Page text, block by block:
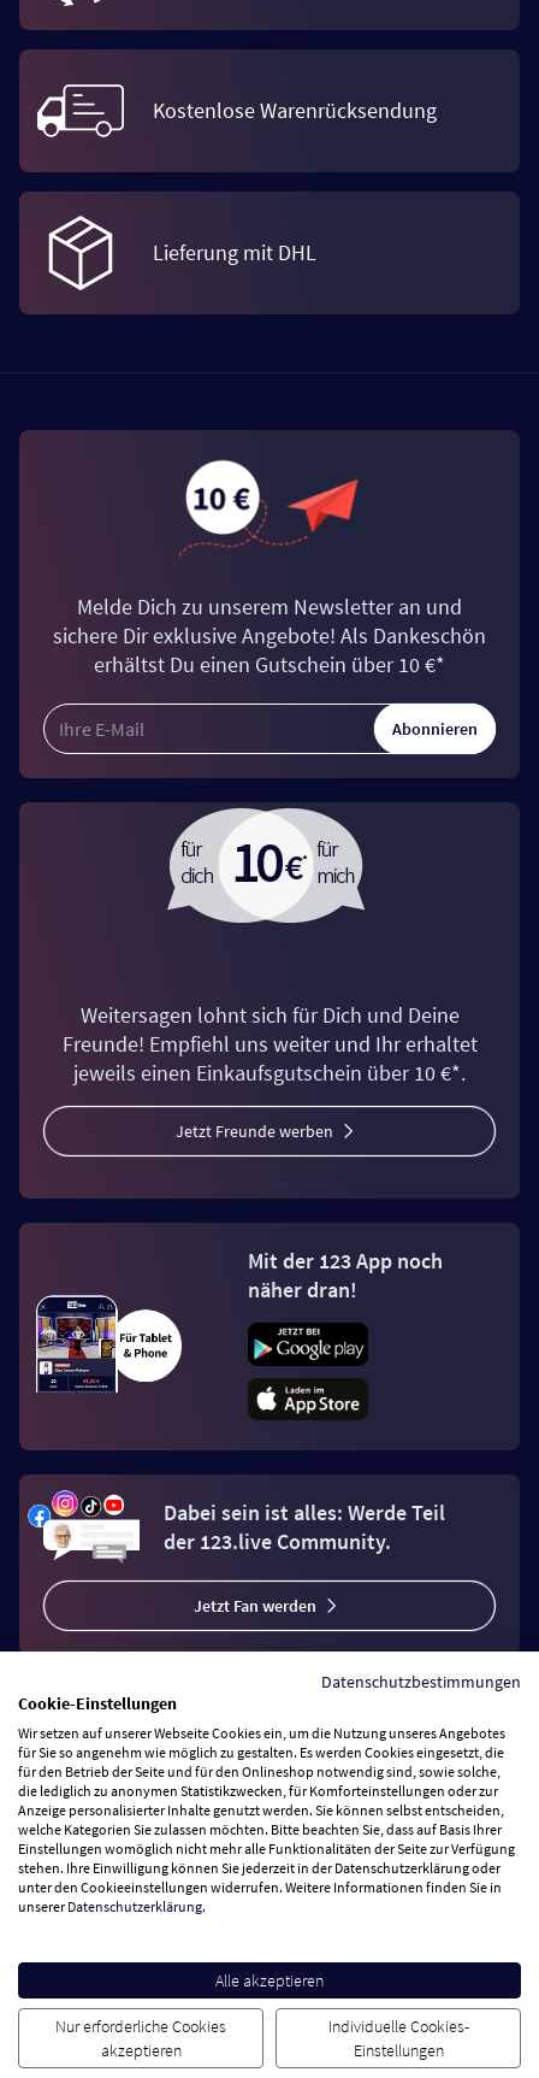
Kostenlose Warenrücksendung
Lieferung mit DHL
Melde Dich zu unserem Newsletter an und
sichere Dir exklusive Angebote! Als Dankeschön
erhältst Du einen Gutschein über 10 €*
Abonnieren
Weitersagen lohnt sich für Dich und Deine
Freunde! Empfiehl uns weiter und Ihr erhaltet
jeweils einen Einkaufsgutschein über 10 €*.
Jetzt Freunde werben
Mit der 123 App noch
näher dran!
Dabei sein ist alles: Werde Teil
der 123.live Community.
Jetzt Fan werden
Vertrag widerrufen
Zahlungsarten
Wir versenden mit
Besuchen Sie uns
Cookie Einstellungen AGB Datenschutz Impressum
Datenschutzbestimmungen
Cookie-Einstellungen
Wir setzen auf unserer Webseite Cookies ein, um die Nutzung unseres Angebotes
für Sie so angenehm wie möglich zu gestalten. Es werden Cookies eingesetzt, die
für den Betrieb der Seite und für den Onlineshop notwendig sind, sowie solche,
die lediglich zu anonymen Statistikzwecken, für Komforteinstellungen oder zur
Anzeige personalisierter Inhalte genutzt werden. Sie können selbst entscheiden,
welche Kategorien Sie zulassen möchten. Bitte beachten Sie, dass auf Basis Ihrer
Einstellungen womöglich nicht mehr alle Funktionalitäten der Seite zur Verfügung
stehen. Ihre Einwilligung können Sie jederzeit in der Datenschutzerklärung oder
unter den Cookieeinstellungen widerrufen. Weitere Informationen finden Sie in
unsererDatenschutzerklärung.
Alle akzeptieren
Nur erforderliche Cookies
akzeptieren
Individuelle Cookies-
Einstellungen